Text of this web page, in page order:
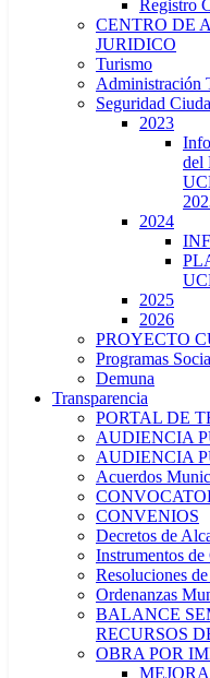
Registro
CENTRO DE
JURIDICO
Turismo
Administración
Seguridad
2023
del
2024
2025
2026
PROYECTO
Programas
Demuna
Transparencia
PORTAL DE
AUDIENCIA
AUDIENCIA
Acuerdos
CONVENIOS
Decretos de
Instrumentos de
Resoluciones
Ordenanzas
BALANCE
RECURSOS
OBRA POR